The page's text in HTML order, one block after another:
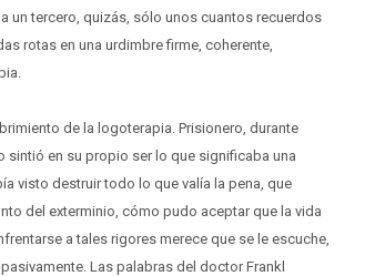
un tercero, quizás, sólo unos cuantos recuerdos
rotas en una urdimbre firme, coherente,
de la logoterapia. Prisionero, durante
en su propio ser lo que significaba una
visto destruir todo lo que valía la pena, que
del exterminio, cómo pudo aceptar que la vida
a tales rigores merece que se le escuche,
Las palabras del doctor Frankl